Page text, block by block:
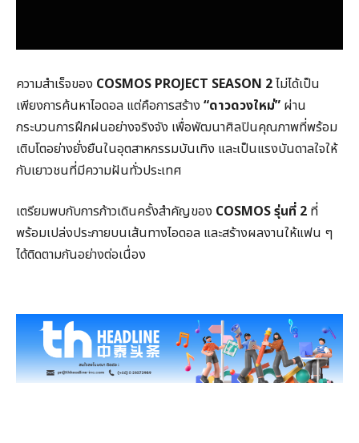
ความสำเร็จของ COSMOS PROJECT SEASON 2ไม่ได้เป็น
เพียงการค้นหาไอดอล แต่คือการสร้าง “ดาวดวงใหม่” ผ่าน
กระบวนการฝึกฝนอย่างจริงจัง เพื่อพัฒนาศิลปินคุณภาพที่พร้อม
เติบโตอย่างยั่งยืนในอุตสาหกรรมบันเทิง และเป็นแรงบันดาลใจให้
กับเยาวชนที่มีความฝันทั่วประเทศ
เตรียมพบกับการก้าวเดินครั้งสำคัญของ COSMOSรุ่นที่ 2 ที่
พร้อมเปล่งประกายบนเส้นทางไอดอล และสร้างผลงานให้แฟน ๆ
ได้ติดตามกันอย่างต่อเนื่อง